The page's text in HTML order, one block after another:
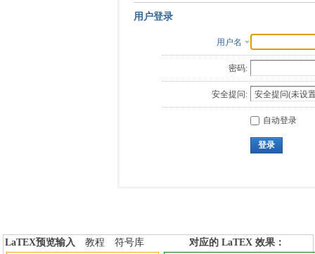
用户登录
用户名
密码:
安全提问:
自动登录
登录
LaTEX预览输入 教程
符号库
对应的 LaTEX 效果：